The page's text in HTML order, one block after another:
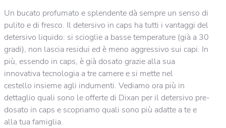
Un bucato profumato e splendente dà sempre un senso di
pulito e di fresco. Il detersivo in caps ha tutti i vantaggi del
detersivo liquido: si scioglie a basse temperature (già a 30
gradi), non lascia residui ed è meno aggressivo sui capi. In
più, essendo in caps, è già dosato grazie alla sua
innovativa tecnologia a tre camere e si mette nel
cestello insieme agli indumenti. Vediamo ora più in
dettaglio quali sono le offerte di Dixan per il detersivo pre-
dosato in caps e scopriamo quali sono più adatte a te e
alla tua famiglia.